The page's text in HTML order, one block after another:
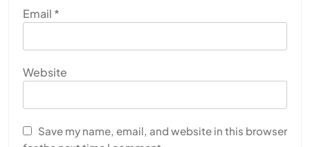
Email *
Website
Save my name, email, and website in this browser